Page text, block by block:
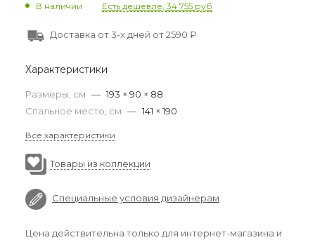
В наличии Есть дешевле, 34 755 руб
Доставка от 3-х дней от 2590 ₽
Характеристики
Размеры, см — 193 × 90 × 88
Спальное место, см — 141 × 190
Все характеристики
Товары из коллекции
Специальные условия дизайнерам
Цена действительна только для интернет-магазина и